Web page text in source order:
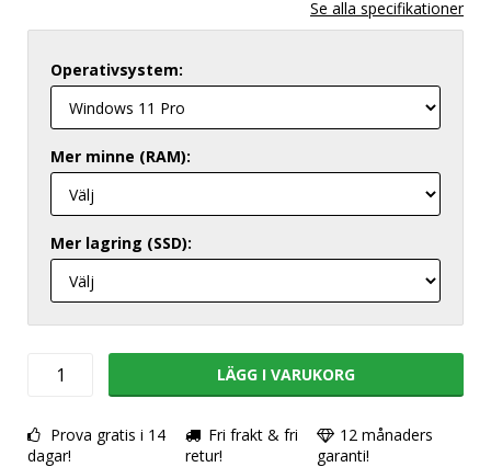
Operativsystem:
Mer minne (RAM):
Mer lagring (SSD):
LÄGG I VARUKORG
Prova gratis i 14
dagar!
Fri frakt & fri
retur!
12 månaders
garanti!